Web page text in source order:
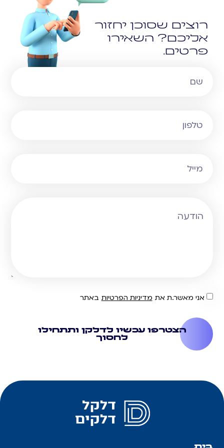
רוצים שסוכן יחזור
אליכם? השאירו
פרטים.
אני מאשר.ת את מדיניות הפרטיות באתר
הצטרפו עכשיו לדלקן ותתחילו
לחסוך